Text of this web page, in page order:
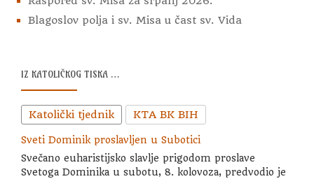
Blagoslov polja i sv. Misa u čast sv. Vida
IZ KATOLIČKOG TISKA …
Katolički tjednik KTA BK BIH
Sveti Dominik proslavljen u Subotici
Svečano euharistijsko slavlje prigodom proslave
Svetoga Dominika u subotu, 8. kolovoza, predvodio je